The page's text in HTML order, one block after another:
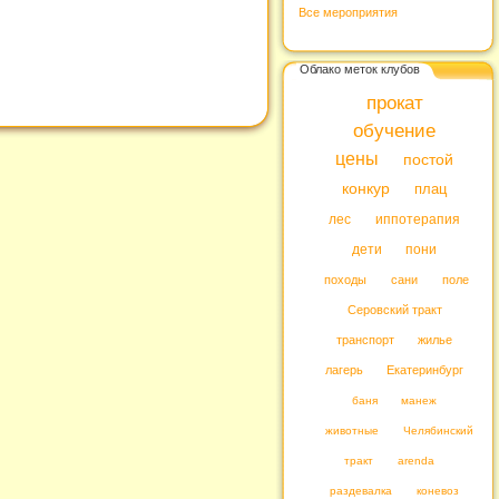
Все мероприятия
Облако меток клубов
прокат
обучение
цены
постой
конкур
плац
лес
иппотерапия
дети
пони
походы сани поле
Серовский тракт
транспорт жилье
лагерь Екатеринбург
баня манеж
животные Челябинский
тракт arenda
раздевалка коневоз